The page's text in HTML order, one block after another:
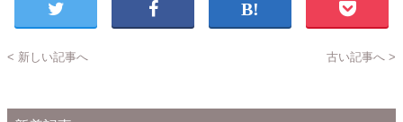
< 新しい記事へ 古い記事へ >